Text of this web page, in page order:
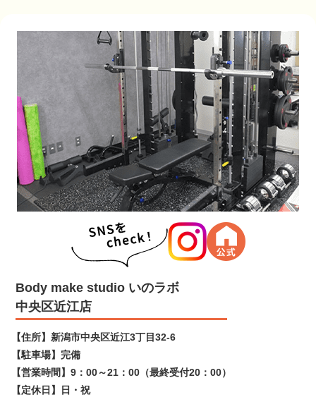
Body make studio いのラボ
中央区近江店
【住所】 新潟市中央区近江3丁目32-6
【駐車場】 完備
【営業時間】 9：00～21：00（最終受付20：00）
【定休日】
日・祝